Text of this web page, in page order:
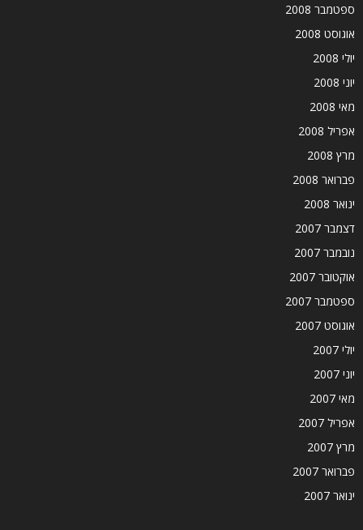
ספטמבר 2008
אוגוסט 2008
יולי 2008
יוני 2008
מאי 2008
אפריל 2008
מרץ 2008
פברואר 2008
ינואר 2008
דצמבר 2007
נובמבר 2007
אוקטובר 2007
ספטמבר 2007
אוגוסט 2007
יולי 2007
יוני 2007
מאי 2007
אפריל 2007
מרץ 2007
פברואר 2007
ינואר 2007